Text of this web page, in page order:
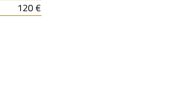
120 €